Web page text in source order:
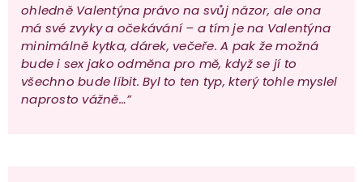
ohledně Valentýna právo na svůj názor, ale ona
má své zvyky a očekávání – a tím je na Valentýna
minimálně kytka, dárek, večeře. A pak že možná
bude i sex jako odměna pro mě, když se jí to
všechno bude líbit. Byl to ten typ, který tohle myslel
naprosto vážně…”